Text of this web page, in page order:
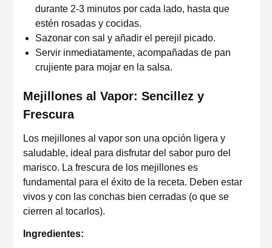
durante 2-3 minutos por cada lado, hasta que
estén rosadas y cocidas.
Sazonar con sal y añadir el perejil picado.
Servir inmediatamente, acompañadas de pan
crujiente para mojar en la salsa.
Mejillones al Vapor: Sencillez y
Frescura
Los mejillones al vapor son una opción ligera y
saludable, ideal para disfrutar del sabor puro del
marisco. La frescura de los mejillones es
fundamental para el éxito de la receta. Deben estar
vivos y con las conchas bien cerradas (o que se
cierren al tocarlos).
Ingredientes: